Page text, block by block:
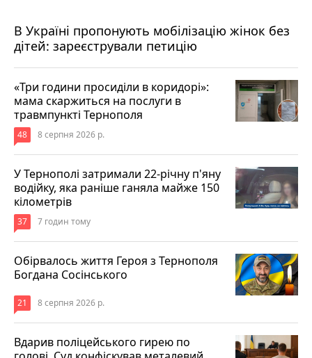
В Україні пропонують мобілізацію жінок без
дітей: зареєстрували петицію
«Три години просиділи в коридорі»:
мама скаржиться на послуги в
травмпункті Тернополя
48 8 серпня 2026 р.
У Тернополі затримали 22-річну п'яну
водійку, яка раніше ганяла майже 150
кілометрів
37 7 годин тому
Обірвалось життя Героя з Тернополя
Богдана Сосінського
21 8 серпня 2026 р.
Вдарив поліцейського гирею по